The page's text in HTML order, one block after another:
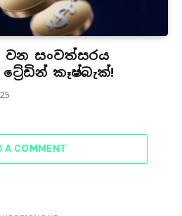
වන සංවත්සරය
කෑෂ්බැක්!
A COMMENT